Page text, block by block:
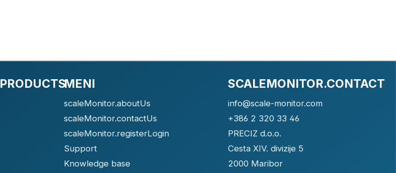
MENI
scaleMonitor.aboutUs
scaleMonitor.contactUs
scaleMonitor.registerLogin
Support
Knowledge base
SCALEMONITOR.CONTACT
info@scale-monitor.com
+386 2 320 33 46
PRECIZ d.o.o.
Cesta XIV. divizije 5
2000 Maribor